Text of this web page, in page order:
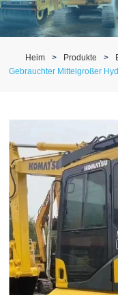
Heim Produkte
Gebrauchter Mittelgroßer